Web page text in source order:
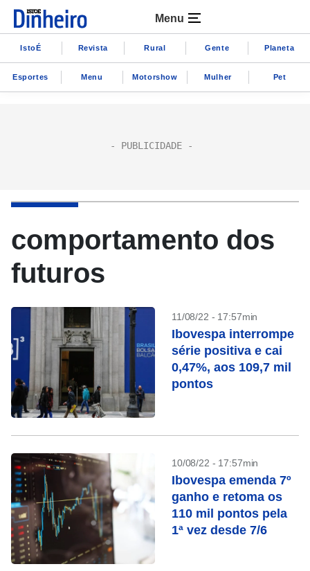
Menu
IstoÉ Revista Rural Gente Planeta
Esportes Menu Motorshow Mulher Pet
comportamento dos
futuros
11/08/22 - 17:57min
Ibovespa interrompe
série positiva e cai
0,47%, aos 109,7 mil
pontos
10/08/22 - 17:57min
Ibovespa emenda 7º
ganho e retoma os
110 mil pontos pela
1ª vez desde 7/6